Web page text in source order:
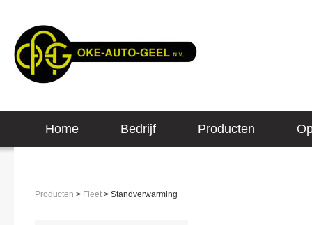
Home Bedrijf Producten
Producten > Fleet > Standverwarming